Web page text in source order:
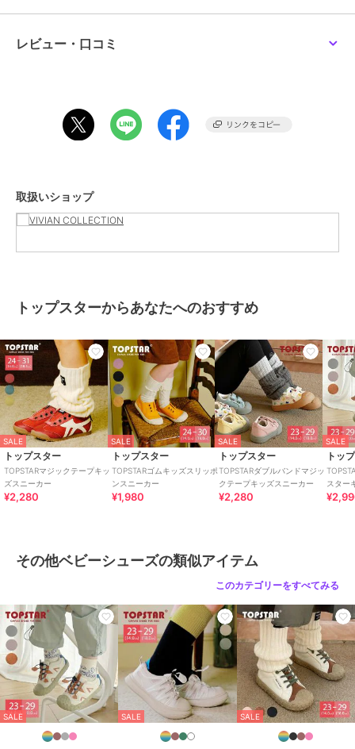
がございます。
ショップ VIVIAN COLLECTION
商品カテゴリ ベビーシューズ
シューズ
イビー
素材
合成皮革(BL）
メタリックPU×合成皮革(SV）
キャンバス×スエード×合成皮革
商品のお取り扱い方法
原産国 中国
レビュー・口コミ
取扱いショップ
トップスターからあなたへのおすすめ
SALE
トップスター
TOPSTARマジックテープキッ
ズスニーカー
¥2,280
SALE
トップスター
TOPSTARゴムキッズスリッポ
ンスニーカー
¥1,980
SALE
トップスター
TOPSTARダブルバンドマジッ
クテープキッズスニーカー
¥2,280
SALE
トッ
スター
その他ベビーシューズの類似アイテム
このカテゴリーをすべてみる
SALE SALE SALE